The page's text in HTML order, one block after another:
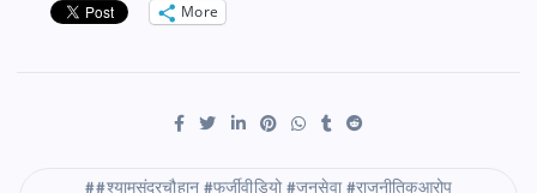
More
#श्यामसुंदरचौहान #फर्जीवीडियो #जनसेवा #राजनीतिकआरोप